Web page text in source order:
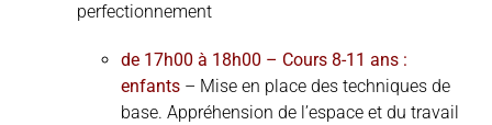
perfectionnement
de 17h00 à 18h00 – Cours 8-11 ans :
enfants – Mise en place des techniques de
base. Appréhension de l’espace et du travail